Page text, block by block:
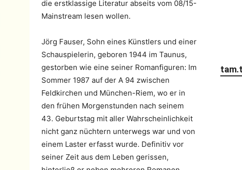
die erstklassige Literatur abseits vom 08/15-
Mainstream lesen wollen.
Jörg Fauser, Sohn eines Künstlers und einer
Schauspielerin, geboren 1944 im Taunus,
gestorben wie eine seiner Romanfiguren: Im
Sommer 1987 auf der A 94 zwischen
Feldkirchen und München-Riem, wo er in
den frühen Morgenstunden nach seinem
43. Geburtstag mit aller Wahrscheinlichkeit
nicht ganz nüchtern unterwegs war und von
einem Laster erfasst wurde. Definitiv vor
seiner Zeit aus dem Leben gerissen,